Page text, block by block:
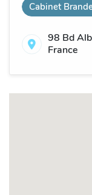
Cabinet
98 Bd
France